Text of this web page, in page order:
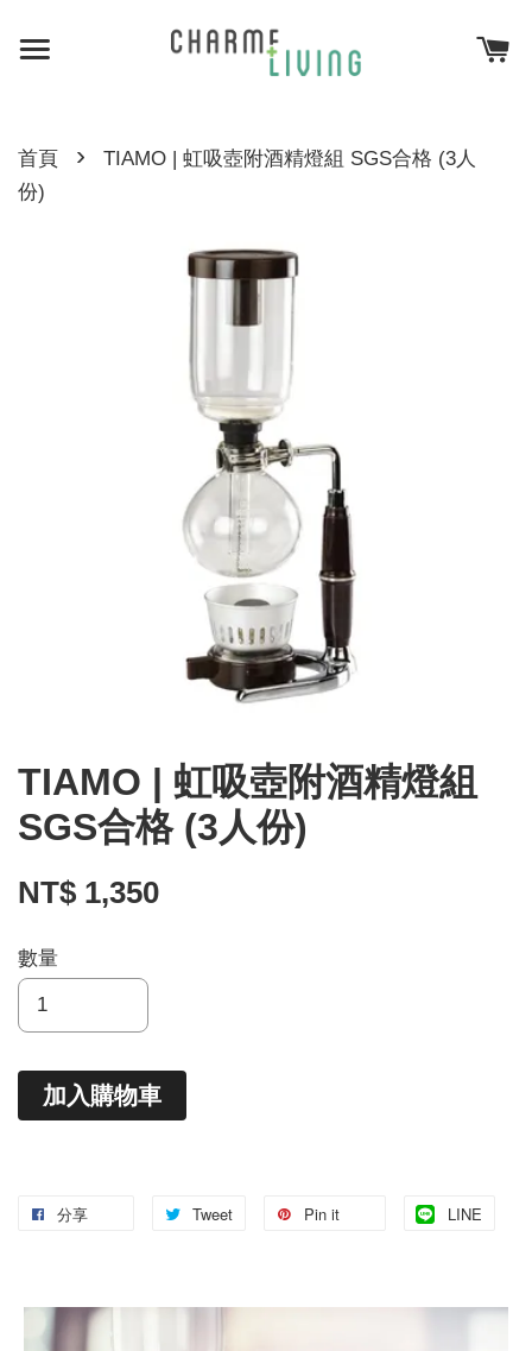
首頁 ›
TIAMO | 虹吸壺附酒精燈組 SGS合格 (3人
份)
TIAMO | 虹吸壺附酒精燈組
SGS合格 (3人份)
NT$ 1,350
數量
加入購物車
分享 Tweet Pin it LINE